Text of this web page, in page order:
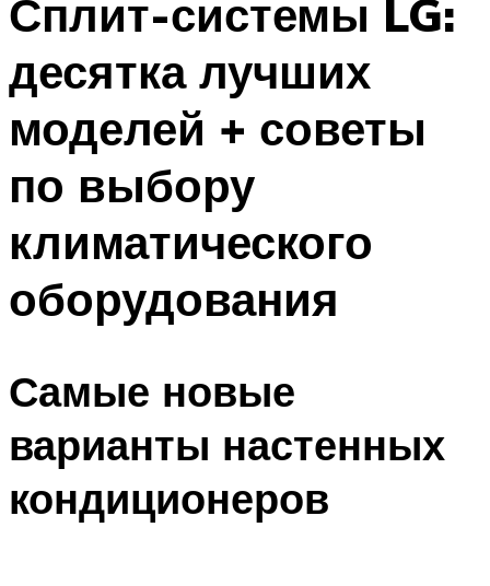
Сплит-системы LG:
десятка лучших
моделей + советы
по выбору
климатического
оборудования
Самые новые
варианты настенных
кондиционеров